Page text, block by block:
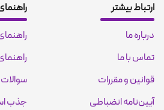
ارتباط بیشتر
درباره ما
تماس با ما
قوانین و مقررات
آیین‌نامه انضباطی
جذب